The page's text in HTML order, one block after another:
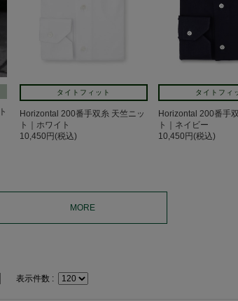
タイトフィット
Horizontal 200番手双糸 天竺ニッ
ト｜ホワイト
10,450円(税込)
タイトフィ
Horizontal 200番手
ト｜ネイビー
10,450円(税込)
MORE
表示件数 :